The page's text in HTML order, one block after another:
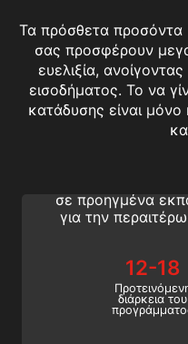
Τα πρόσθετα προσόντα
σας προσφέρουν
ευελιξία,
εισοδήματος. Το να
κατάδυσης είναι
Freediving
σε προηγμένα
για την
προοδεύσουν
διδάσκοντάς
12-18
διάρκεια του